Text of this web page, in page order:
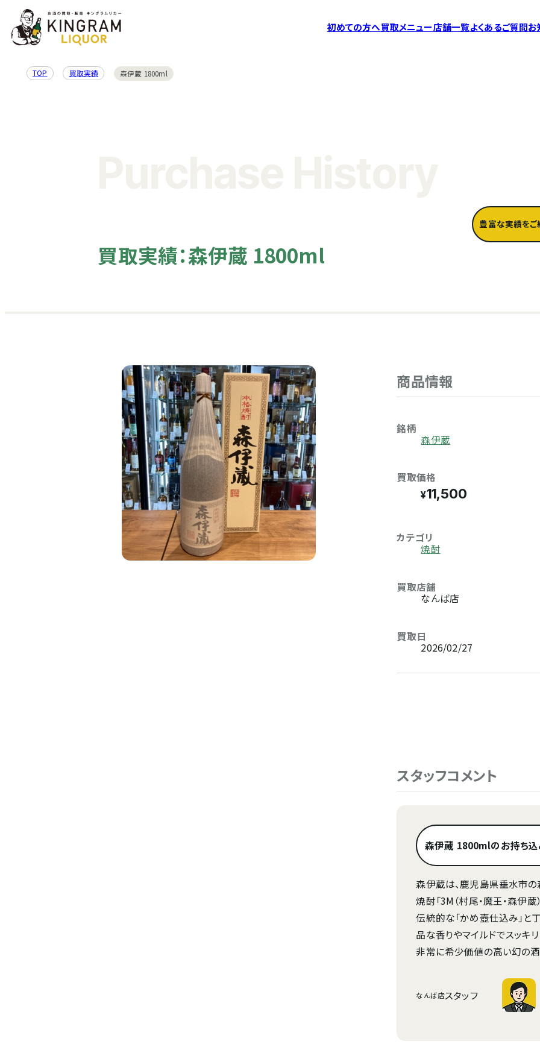
初めての方へ買取メニュー店舗一覧よくあるご質問お
TOP 買取実績 森伊蔵 1800ml
買取実績：森伊蔵 1800ml
豊富な実績をご
商品情報
銘柄
森伊蔵
買取価格
11,500
カテゴリ
焼酎
買取店舗
なんば店
買取日
2026/02/27
スタッフコメント
森伊蔵 1800mlのお持ち込
森伊蔵は、鹿児島県垂水市
焼酎「3M（村尾・魔王・森伊蔵
伝統的な「かめ壺仕込み」と
品な香りやマイルドでスッキ
非常に希少価値の高い幻の酒
なんば店スタッフ